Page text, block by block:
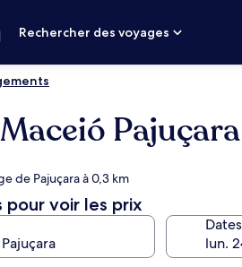
Rechercher des voyages
Pajuçara
de Pajuçara à 0,3 km
pour voir les prix
Dates